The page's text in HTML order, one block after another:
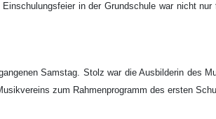
Einschulungsfeier in der Grundschule war nicht
Samstag. Stolz war die Ausbilderin
zum Rahmenprogramm des ersten